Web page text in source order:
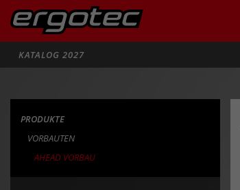
KATALOG 2027
PRODUKTE
VORBAUTEN
AHEAD VORBAU